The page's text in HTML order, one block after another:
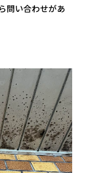
問い合わせがあ